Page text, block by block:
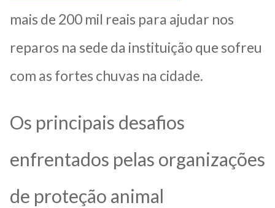
mais de 200 mil reais para ajudar nos
reparos na sede da instituição que sofreu
com as fortes chuvas na cidade.
Os principais desafios
enfrentados pelas organizações
de proteção animal